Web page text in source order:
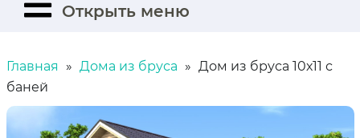
Открыть меню
Главная Дома из бруса
Дом из бруса 10х11 с
баней